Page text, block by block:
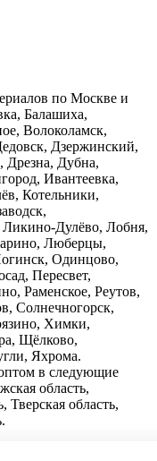
по Москве и
Балашиха,
Волоколамск,
Дзержинский,
Дрезна, Дубна,
Ивантеевка,
Котельники,
Ликино-Дулёво, Лобня,
Люберцы,
Одинцово,
Пересвет,
Раменское, Реутов,
Солнечногорск,
Химки,
Щёлково,
Яхрома.
в следующие
область,
Тверская область,